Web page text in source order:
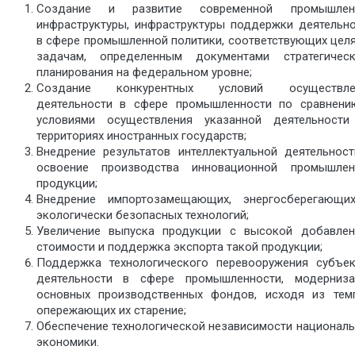
Создание и развитие современной
инфраструктуры, инфраструктуры поддержки
в сфере промышленной политики, соответствующих
задачам, определенным документами
планирования на федеральном уровне;
Создание конкурентных условий
деятельности в сфере промышленности по
условиями осуществления указанной
территориях иностранных государств;
Внедрение результатов интеллектуальной
освоение производства инновационной
продукции;
Внедрение импортозамещающих,
экологически безопасных технологий;
Увеличение выпуска продукции с высокой
стоимости и поддержка экспорта такой продукции;
Поддержка технологического перевооружения
деятельности в сфере промышленности,
основных производственных фондов, исходя из
опережающих их старение;
Обеспечение технологической независимости
экономики.